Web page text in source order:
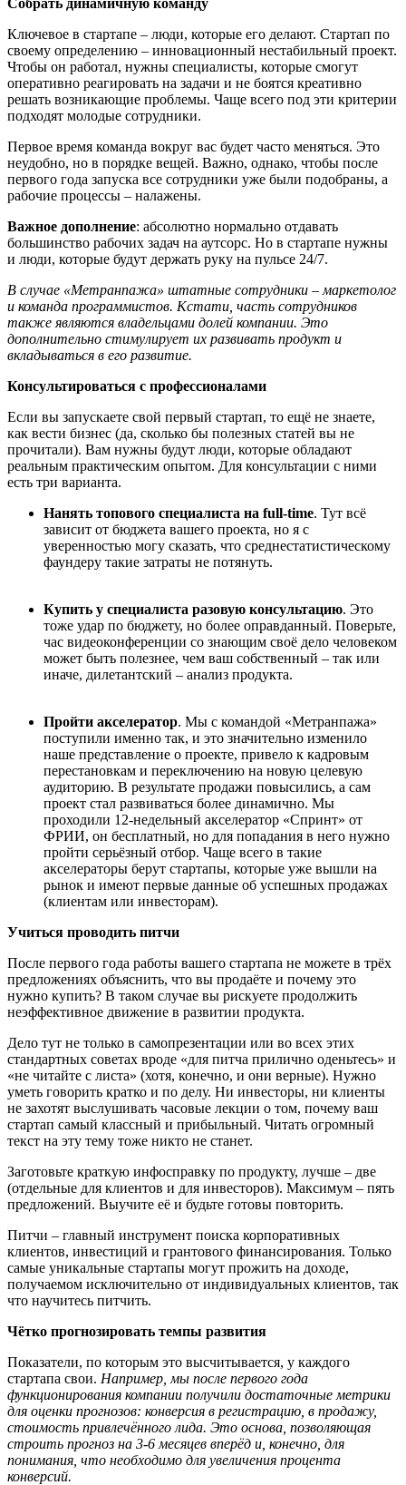
Собрать динамичную команду
Ключевое в стартапе – люди, которые его делают. Стартап по
своему определению – инновационный нестабильный проект.
Чтобы он работал, нужны специалисты, которые смогут
оперативно реагировать на задачи и не боятся креативно
решать возникающие проблемы. Чаще всего под эти критерии
подходят молодые сотрудники.
Первое время команда вокруг вас будет часто меняться. Это
неудобно, но в порядке вещей. Важно, однако, чтобы после
первого года запуска все сотрудники уже были подобраны, а
рабочие процессы – налажены.
Важное дополнение: абсолютно нормально отдавать
большинство рабочих задач на аутсорс. Но в стартапе нужны
и люди, которые будут держать руку на пульсе 24/7.
В случае «Метранпажа» штатные сотрудники – маркетолог
и команда программистов. Кстати, часть сотрудников
также являются владельцами долей компании. Это
дополнительно стимулирует их развивать продукт и
вкладываться в его развитие.
Консультироваться с профессионалами
Если вы запускаете свой первый стартап, то ещё не знаете,
как вести бизнес (да, сколько бы полезных статей вы не
прочитали). Вам нужны будут люди, которые обладают
реальным практическим опытом. Для консультации с ними
есть три варианта.
Нанять топового специалиста на full-time. Тут всё
зависит от бюджета вашего проекта, но я с
уверенностью могу сказать, что среднестатистическому
фаундеру такие затраты не потянуть.
Купить у специалиста разовую консультацию. Это
тоже удар по бюджету, но более оправданный. Поверьте,
час видеоконференции со знающим своё дело человеком
может быть полезнее, чем ваш собственный – так или
иначе, дилетантский – анализ продукта.
Пройти акселератор. Мы с командой «Метранпажа»
поступили именно так, и это значительно изменило
наше представление о проекте, привело к кадровым
перестановкам и переключению на новую целевую
аудиторию. В результате продажи повысились, а сам
проект стал развиваться более динамично. Мы
проходили 12-недельный акселератор «Спринт» от
ФРИИ, он бесплатный, но для попадания в него нужно
пройти серьёзный отбор. Чаще всего в такие
акселераторы берут стартапы, которые уже вышли на
рынок и имеют первые данные об успешных продажах
(клиентам или инвесторам).
Учиться проводить питчи
После первого года работы вашего стартапа не можете в трёх
предложениях объяснить, что вы продаёте и почему это
нужно купить? В таком случае вы рискуете продолжить
неэффективное движение в развитии продукта.
Дело тут не только в самопрезентации или во всех этих
стандартных советах вроде «для питча прилично оденьтесь» и
«не читайте с листа» (хотя, конечно, и они верные). Нужно
уметь говорить кратко и по делу. Ни инвесторы, ни клиенты
не захотят выслушивать часовые лекции о том, почему ваш
стартап самый классный и прибыльный. Читать огромный
текст на эту тему тоже никто не станет.
Заготовьте краткую инфосправку по продукту, лучше – две
(отдельные для клиентов и для инвесторов). Максимум – пять
предложений. Выучите её и будьте готовы повторить.
Питчи – главный инструмент поиска корпоративных
клиентов, инвестиций и грантового финансирования. Только
самые уникальные стартапы могут прожить на доходе,
получаемом исключительно от индивидуальных клиентов, так
что научитесь питчить.
Чётко прогнозировать темпы развития
Показатели, по которым это высчитывается, у каждого
стартапа свои. Например, мы после первого года
функционирования компании получили достаточные метрики
для оценки прогнозов: конверсия в регистрацию, в продажу,
стоимость привлечённого лида. Это основа, позволяющая
строить прогноз на 3-6 месяцев вперёд и, конечно, для
понимания , что необходимо для увеличения процента
конверсий.